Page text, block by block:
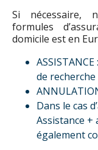
Si nécessaire,
formules
domicile est en
de
Dans le cas
Assistance +
également